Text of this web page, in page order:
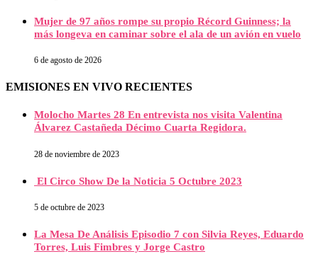
Mujer de 97 años rompe su propio Récord Guinness; la
más longeva en caminar sobre el ala de un avión en vuelo
6 de agosto de 2026
EMISIONES EN VIVO RECIENTES
Molocho Martes 28 En entrevista nos visita Valentina
Álvarez Castañeda Décimo Cuarta Regidora.
28 de noviembre de 2023
El Circo Show De la Noticia 5 Octubre 2023
5 de octubre de 2023
La Mesa De Análisis Episodio 7 con Silvia Reyes, Eduardo
Torres, Luis Fimbres y Jorge Castro